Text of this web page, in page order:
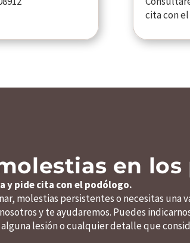
cita con el
en los
y pide cita con el podólogo.
molestias persistentes o necesitas una
y te ayudaremos. Puedes
lesión o cualquier detalle que